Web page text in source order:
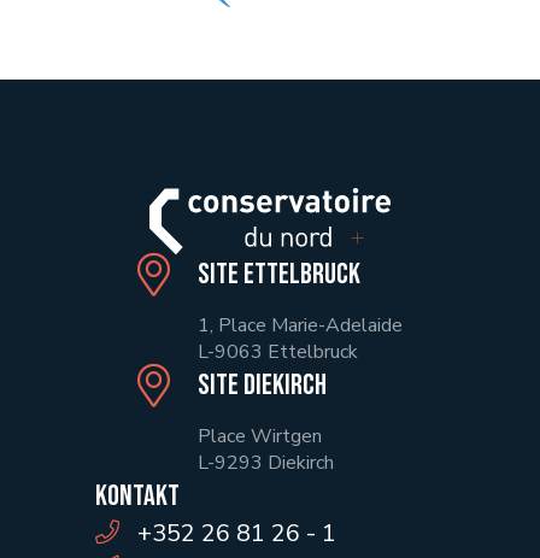
Site Ettelbruck
1, Place Marie-Adelaide
L-9063 Ettelbruck
Site Diekirch
Place Wirtgen
L-9293 Diekirch
Kontakt
+352 26 81 26 - 1